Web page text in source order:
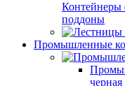
Контейнеры
поддоны
Промышленные
черная